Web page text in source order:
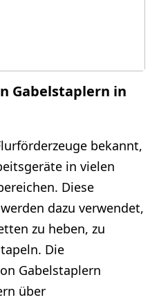
Gabelstaplern in
bekannt,
in vielen
Diese
dazu verwendet,
zu heben, zu
Die
Gabelstaplern
über